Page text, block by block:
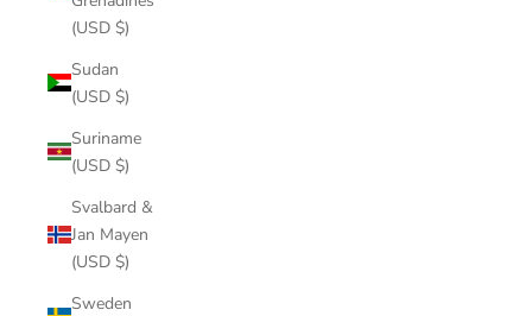
(USD $)
Sudan
(USD $)
Suriname
(USD $)
Svalbard &
Jan Mayen
(USD $)
Sweden